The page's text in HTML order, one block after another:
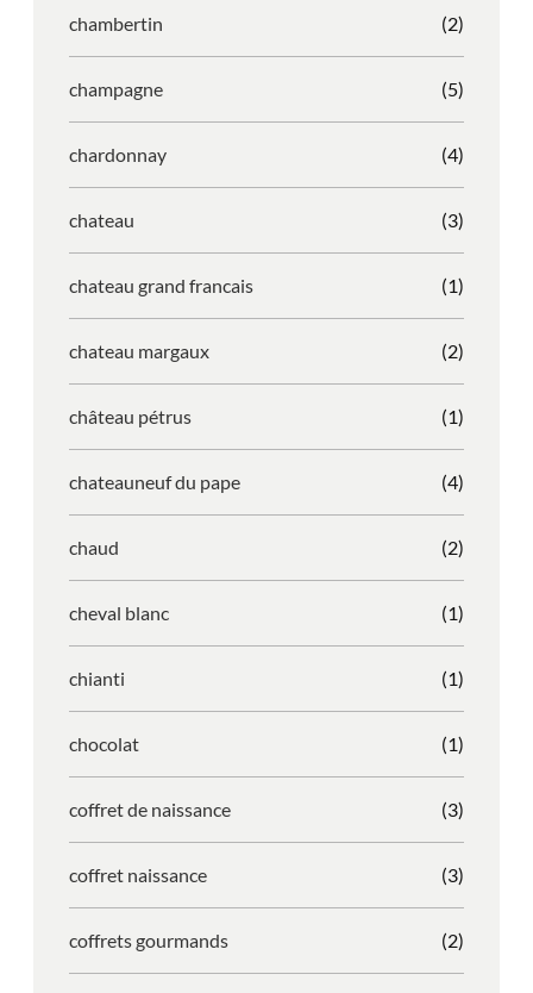
chambertin (2)
champagne (5)
chardonnay (4)
chateau (3)
chateau grand francais (1)
chateau margaux (2)
château pétrus (1)
chateauneuf du pape (4)
chaud (2)
cheval blanc (1)
chianti (1)
chocolat (1)
coffret de naissance (3)
coffret naissance (3)
coffrets gourmands (2)